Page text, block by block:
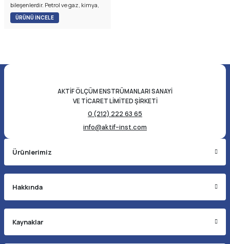
bileşenlerdir. Petrol ve gaz, kimya,
otomotiv ve havacılık dahil olmak
üzere çok çeşitli endüstrilerde
ÜRÜNÜ İNCELE
AKTİF ÖLÇÜM ENSTRÜMANLARI SANAYİ
VE TİCARET LİMİTED ŞİRKETİ
0 (212) 222 63 65
info@aktif-inst.com
Ürünlerimiz
Hakkında
Kaynaklar